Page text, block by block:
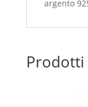
argento